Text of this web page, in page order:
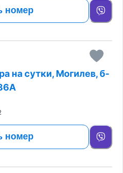
номер
на сутки, Могилев, б-
номер